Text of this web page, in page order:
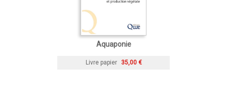
Aquaponie
Livre papier 35,00 €